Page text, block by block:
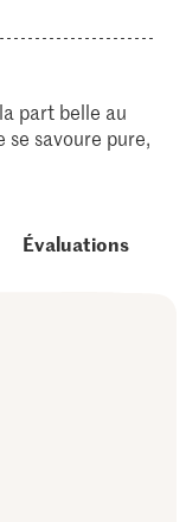
part belle au
savoure pure,
Évaluations